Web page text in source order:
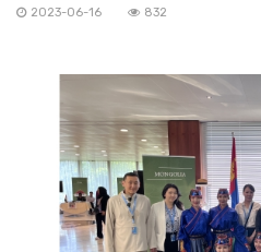
2023-06-16 832